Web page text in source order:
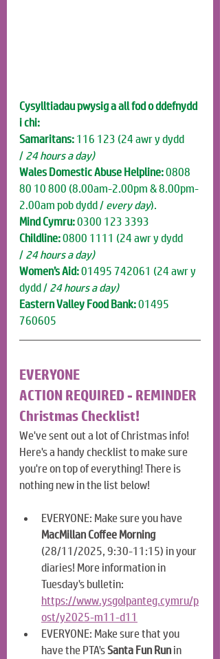
Cysylltiadau pwysig a all fod o ddefnydd
i chi:
Samaritans: 116 123 (24 awr y dydd
/ 24 hours a day)
Wales Domestic Abuse Helpline: 0808
80 10 800 (8.00am-2.00pm & 8.00pm-
2.00am pob dydd / every day).
Mind Cymru: 0300 123 3393
Childline: 0800 1111 (24 awr y dydd
/ 24 hours a day)
Women’s Aid: 01495 742061 (24 awr y
dydd / 24 hours a day)
Eastern Valley Food Bank: 01495
760605
EVERYONE
ACTION REQUIRED - REMINDER
Christmas Checklist!
We've sent out a lot of Christmas info!
Here's a handy checklist to make sure
you're on top of everything! There is
nothing new in the list below!
EVERYONE: Make sure you have
MacMillan Coffee Morning
(28/11/2025, 9:30-11:15) in your
diaries! More information in
Tuesday's bulletin:
https://www.ysgolpanteg.cymru/p
ost/y2025-m11-d11
EVERYONE: Make sure that you
have the PTA's Santa Fun Run in